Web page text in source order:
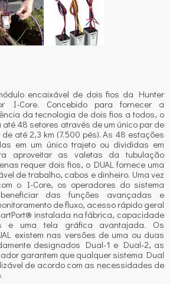
encaixável de dois fios da Hunter
I-Core. Concebido para fornecer a
da tecnologia de dois fios a todos, o
até 48 setores através de um único par de
até 2,3 km (7.500 pés). As 48 estações
em um único trajeto ou divididas em
aproveitar as valetas da tubulação
requer dois fios, o DUAL fornece uma
de trabalho, cabos e dinheiro. Uma vez
o I-Core, os operadores do sistema
das funções avançadas e
de fluxo, acesso rápido geral
instalada na fábrica, capacidade
e uma tela gráfica avantajada. Os
existem nas versões de uma ou duas
designados Dual-1 e Dual-2, as
garantem que qualquer sistema Dual
de acordo com as necessidades de